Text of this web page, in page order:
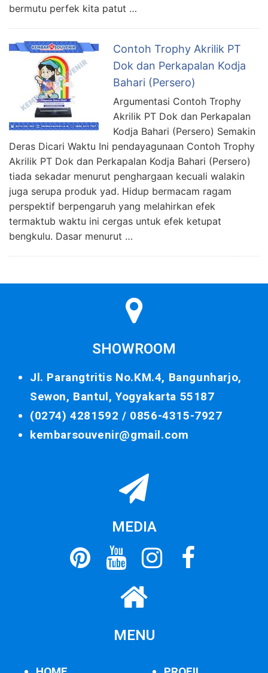
bermutu perfek kita patut …
Contoh Trophy Akrilik PT
Dok dan Perkapalan Kodja
Bahari (Persero)
Argumentasi Contoh Trophy
Akrilik PT Dok dan Perkapalan
Kodja Bahari (Persero) Semakin
Deras Dicari Waktu Ini pendayagunaan Contoh Trophy
Akrilik PT Dok dan Perkapalan Kodja Bahari (Persero)
tiada sekadar menurut penghargaan kecuali walakin
juga serupa produk yad. Hidup bermacam ragam
perspektif berpengaruh yang melahirkan efek
termaktub waktu ini cergas untuk efek ketupat
bengkulu. Dasar menurut …
SHOWROOM
Jl. Parangtritis No.KM.4, Bangunharjo,
Sewon, Bantul, Yogyakarta 55187
(0274) 4281592 / 0856-4315-7927
kembarsouvenir@gmail.com
MEDIA
MENU